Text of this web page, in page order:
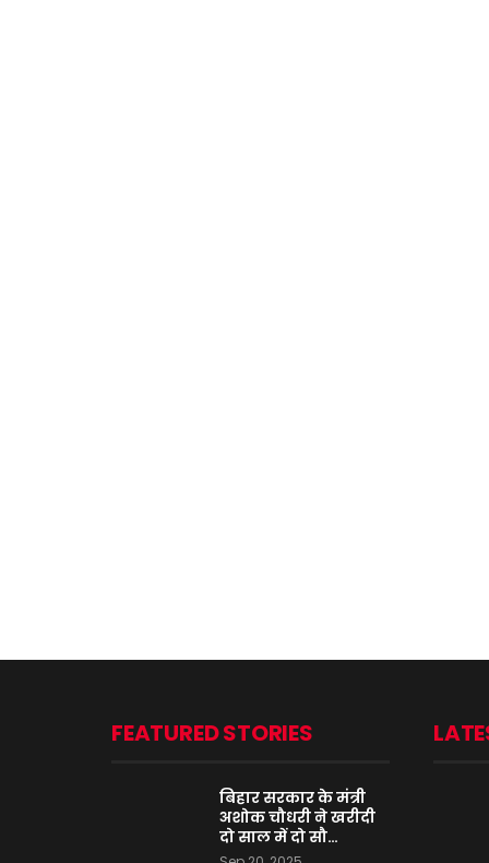
FEATURED STORIES
बिहार सरकार के मंत्री
अशोक चौधरी ने खरीदी
दो साल में दो सौ…